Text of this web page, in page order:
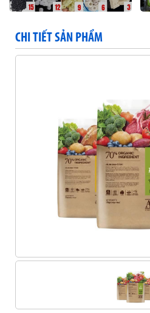
CHI TIẾT SẢN PHẨM